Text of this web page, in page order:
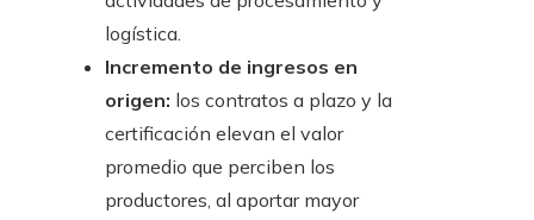
logística.
Incremento de ingresos en
origen: los contratos a plazo y la
certificación elevan el valor
promedio que perciben los
productores, al aportar mayor